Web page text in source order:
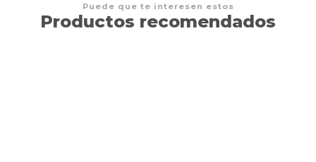
Puede que te interesen estos
Productos recomendados